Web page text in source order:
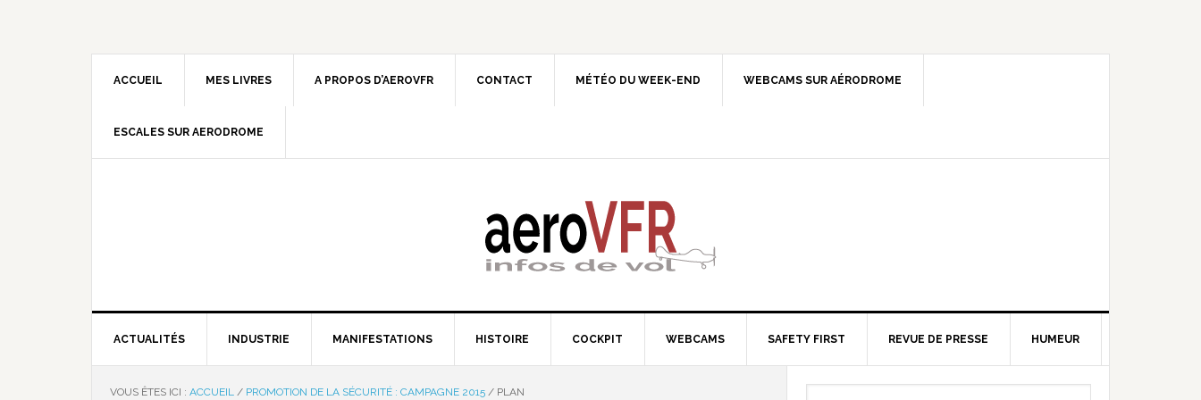
ACCUEIL MES LIVRES A PROPOS D’AEROVFR CONTACT MÉTÉO DU WEEK-END WEBCAMS SUR AÉRODROME
ESCALES SUR AERODROME
ACTUALITÉS INDUSTRIE MANIFESTATIONS HISTOIRE COCKPIT WEBCAMS SAFETY FIRST REVUE DE PRESSE HUMEUR
VOUS ÊTES ICI : ACCUEIL / PROMOTION DE LA SÉCURITÉ : CAMPAGNE 2015 / PLAN